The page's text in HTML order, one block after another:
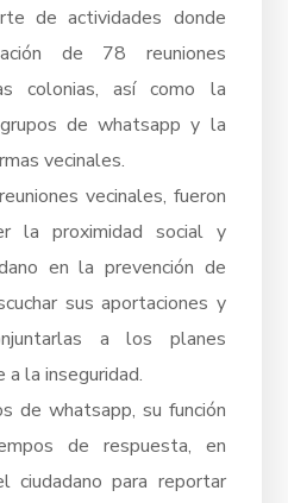
de actividades donde
de 78 reuniones
colonias, así como la
de whatsapp y la
vecinales.
vecinales, fueron
la proximidad social y
en la prevención de
sus aportaciones y
a los planes
la inseguridad.
de whatsapp, su función
de respuesta, en
ciudadano para reportar